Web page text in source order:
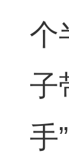
个
子
手